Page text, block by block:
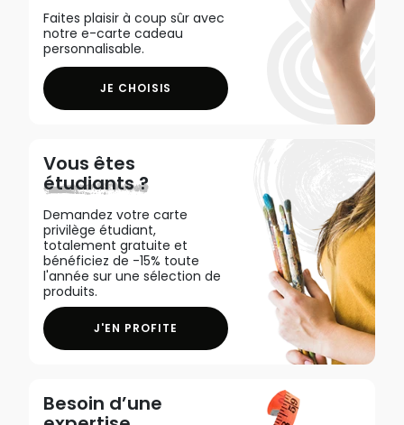
Faites plaisir à coup sûr avec
notre e-carte cadeau
personnalisable.
JE CHOISIS
Vous êtes
étudiants ?
Demandez votre carte
privilège étudiant,
totalement gratuite et
bénéficiez de -15% toute
l'année sur une sélection de
produits.
J'EN PROFITE
Besoin d’une